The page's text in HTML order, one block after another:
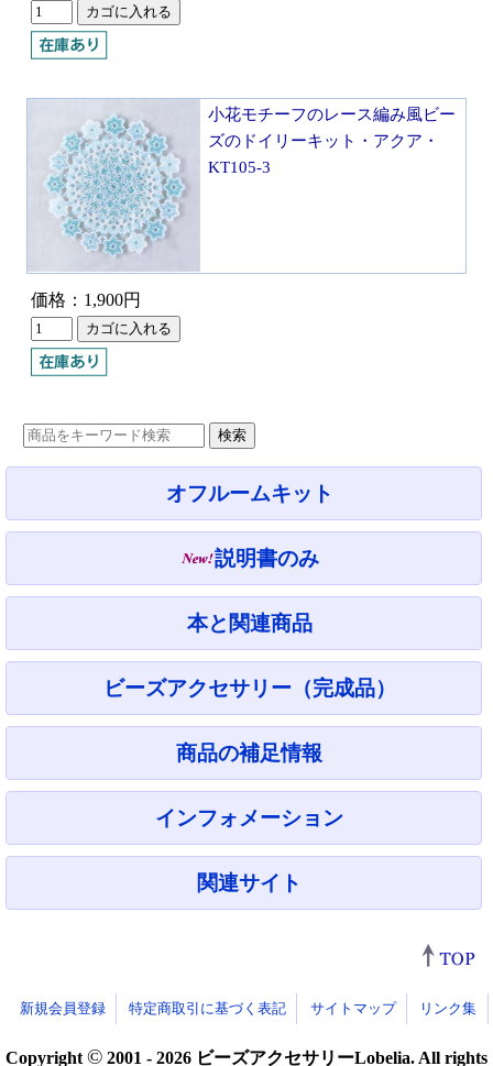
小花モチーフのレース編み風ビー
ズのドイリーキット・アクア・
KT105-3
価格：1,900円
オフルームキット
説明書のみ
本と関連商品
ビーズアクセサリー（完成品）
商品の補足情報
インフォメーション
関連サイト
新規会員登録 特定商取引に基づく表記 サイトマップ リンク集
Copyright ©2001 - 2026 ビーズアクセサリーLobelia. All rights